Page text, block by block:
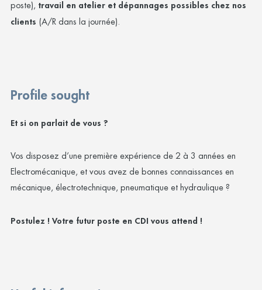
poste), travail en atelier et dépannages possibles chez nos
clients (A/R dans la journée).
Profile sought
Et si on parlait de vous ?
Vos disposez d’une première expérience de 2 à 3 années en
Electromécanique, et vous avez de bonnes connaissances en
mécanique, électrotechnique, pneumatique et hydraulique ?
Postulez ! Votre futur poste en CDI vous attend !